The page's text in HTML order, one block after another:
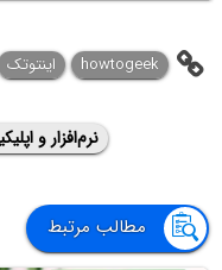
howtogeek اینتوتک
نرم‌افزار و
مطالب مرتبط